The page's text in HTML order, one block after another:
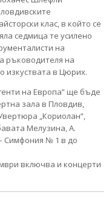
клас, в който се
седмица те усилено
на
ръководителя на
изкуствата в Цюрих.
на Европа” ще бъде
зала в Пловдив,
„Кориолан”,
Мелузина, А.
Симфония № 1 в до
включва и концерти